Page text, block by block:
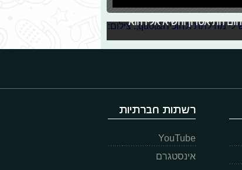
הבולטים בארץ. בראיון
בתחום התיאטרון והשיא אליו הוא
רשתות חברתיות
YouTube
אינסטגרם